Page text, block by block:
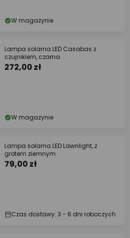
W magazynie
Lampa solarna LED Casabas z
czujnikiem, czarna
272,00 zł
W magazynie
Lampa solarna LED Lawnlight, z
grotem ziemnym
79,00 zł
Czas dostawy: 3 - 6 dni roboczych